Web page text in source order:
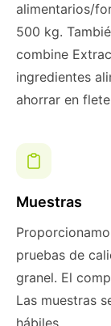
alimentarios/
500 kg.
combine
ingredientes
ahorrar en
Muestras
pruebas de
granel. El
Las muestras
hábiles.